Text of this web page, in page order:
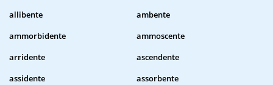
allibente
ambente
ammorbidente
ammoscente
arridente
ascendente
assidente
assorbente